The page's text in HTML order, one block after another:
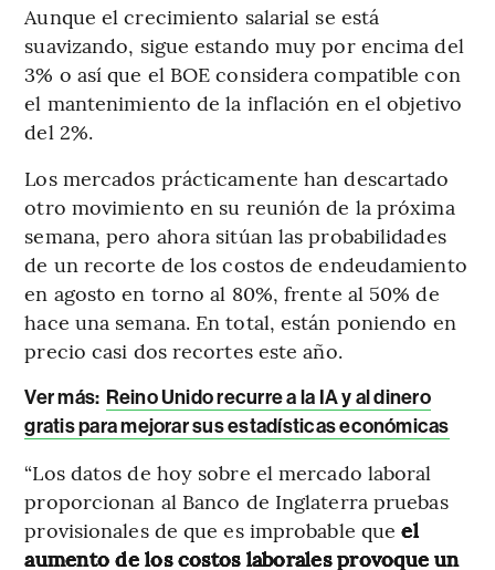
Aunque el crecimiento salarial se está
suavizando, sigue estando muy por encima del
3% o así que el BOE considera compatible con
el mantenimiento de la inflación en el objetivo
del 2%.
Los mercados prácticamente han descartado
otro movimiento en su reunión de la próxima
semana, pero ahora sitúan las probabilidades
de un recorte de los costos de endeudamiento
en agosto en torno al 80%, frente al 50% de
hace una semana. En total, están poniendo en
precio casi dos recortes este año.
Ver más: Reino Unido recurre a la IA y al dinero
gratis para mejorar sus estadísticas económicas
“Los datos de hoy sobre el mercado laboral
proporcionan al Banco de Inglaterra pruebas
provisionales de que es improbable queel
aumento de los costos laborales provoque un